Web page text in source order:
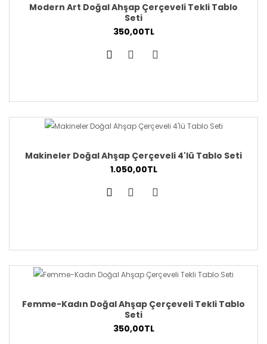
Modern Art Doğal Ahşap Çerçeveli Tekli Tablo
Seti
350,00TL
Makineler Doğal Ahşap Çerçeveli 4'lü Tablo Seti
1.050,00TL
Femme-Kadın Doğal Ahşap Çerçeveli Tekli Tablo
Seti
350,00TL